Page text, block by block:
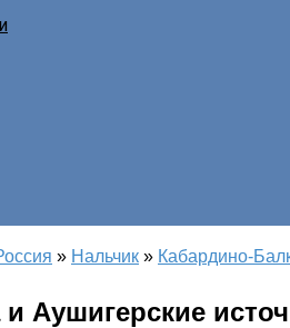
» Нальчик » Кабардино-
Аушигерские